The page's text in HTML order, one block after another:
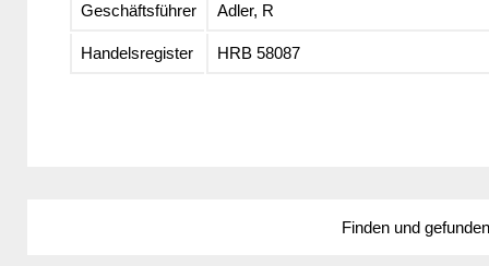
Geschäftsführer Adler, R
Handelsregister HRB 58087
Finden und